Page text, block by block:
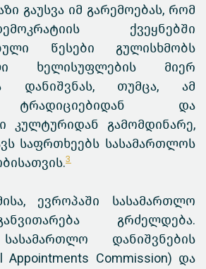
გაუსვა იმ გარემოებას, რომ
ქვეყნებში
წესები გულისხმობს
ხელისუფლების მიერ
დანიშვნას, თუმცა, ამ
ტრადიციებიდან და
კულტურიდან გამომდინარე,
საფრთხეებს სასამართლოს
3
ევროპაში სასამართლო
გრძელდება.
დანიშვნების
Appointments Commission) და